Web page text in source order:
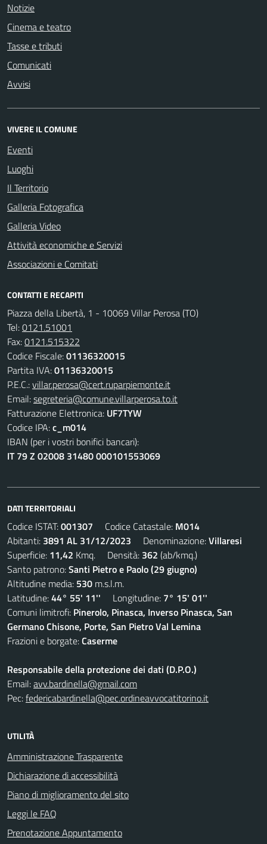
Notizie
Cinema e teatro
Tasse e tributi
Comunicati
Avvisi
VIVERE IL COMUNE
Eventi
Luoghi
Il Territorio
Galleria Fotografica
Galleria Video
Attività economiche e Servizi
Associazioni e Comitati
CONTATTI E RECAPITI
Piazza della Libertà, 1 - 10069 Villar Perosa (TO)
Tel:0121.51001
Fax:0121.515322
Codice Fiscale:01136320015
Partita IVA:01136320015
P.E.C.:villar.perosa@cert.ruparpiemonte.it
Email:segreteria@comune.villarperosa.to.it
Fatturazione Elettronica: UF7TYW
Codice IPA:c_m014
IBAN (per i vostri bonifici bancari):
IT 79 Z 02008 31480 000101553069
DATI TERRITORIALI
Codice ISTAT:001307 Codice Catastale: M014
Abitanti: 3891 AL 31/12/2023 Denominazione:Villaresi
Superficie: 11,42 Kmq. Densità: 362 (ab/kmq.)
Santo patrono:Santi Pietro e Paolo (29 giugno)
Altitudine media: 530 m.s.l.m.
Latitudine:44° 55' 11'' Longitudine: 7° 15' 01''
Comuni limitrofi: Pinerolo, Pinasca, Inverso Pinasca, San
Germano Chisone, Porte, San Pietro Val Lemina
Frazioni e borgate:Caserme
Responsabile della protezione dei dati (D.P.O.)
Email:avv.bardinella@gmail.com
Pec:federicabardinella@pec.ordineavvocatitorino.it
UTILITÀ
Amministrazione Trasparente
Dichiarazione di accessibilità
Piano di miglioramento del sito
Leggi le FAQ
Prenotazione Appuntamento